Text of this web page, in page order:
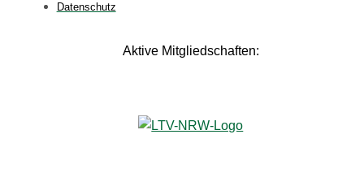
Datenschutz
Aktive Mitgliedschaften: